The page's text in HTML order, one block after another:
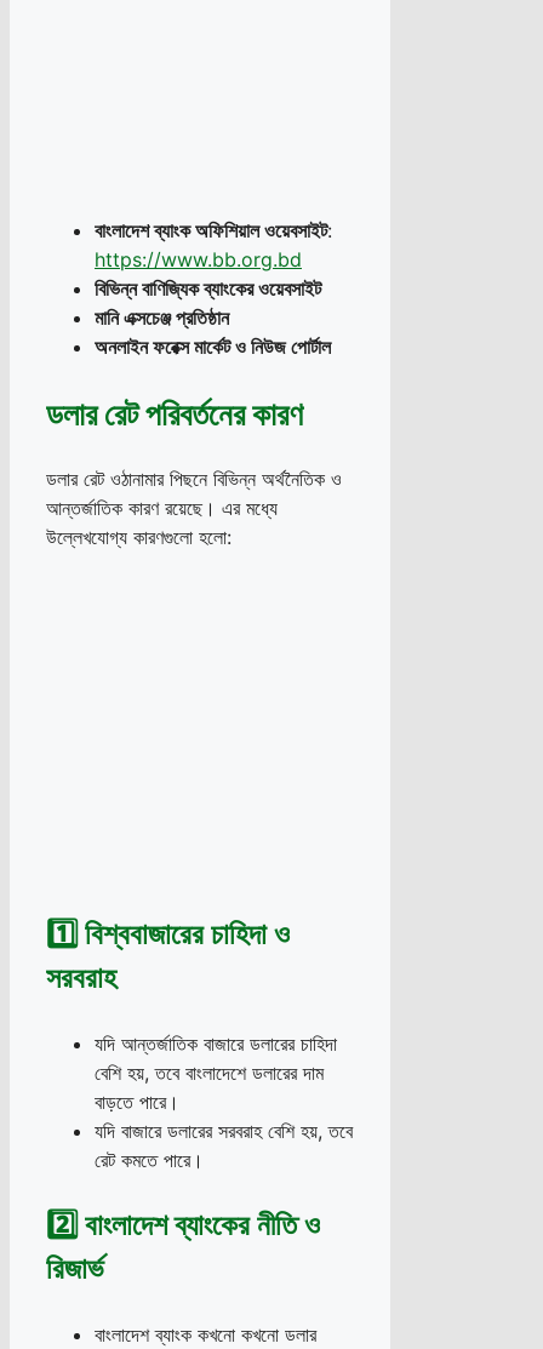
বাংলাদেশ ব্যাংক অফিশিয়াল ওয়েবসাইট:
https://www.bb.org.bd
বিভিন্ন বাণিজ্যিক ব্যাংকের ওয়েবসাইট
মানি এক্সচেঞ্জ প্রতিষ্ঠান
অনলাইন ফরেক্স মার্কেট ও নিউজ পোর্টাল
ডলার রেট পরিবর্তনের কারণ
ডলার রেট ওঠানামার পিছনে বিভিন্ন অর্থনৈতিক ও
আন্তর্জাতিক কারণ রয়েছে। এর মধ্যে
উল্লেখযোগ্য কারণগুলো হলো:
1️⃣ বিশ্ববাজারের চাহিদা ও
সরবরাহ
যদি আন্তর্জাতিক বাজারে ডলারের চাহিদা
বেশি হয়, তবে বাংলাদেশে ডলারের দাম
বাড়তে পারে।
যদি বাজারে ডলারের সরবরাহ বেশি হয়, তবে
রেট কমতে পারে।
2️⃣ বাংলাদেশ ব্যাংকের নীতি ও
রিজার্ভ
বাংলাদেশ ব্যাংক কখনো কখনো ডলার